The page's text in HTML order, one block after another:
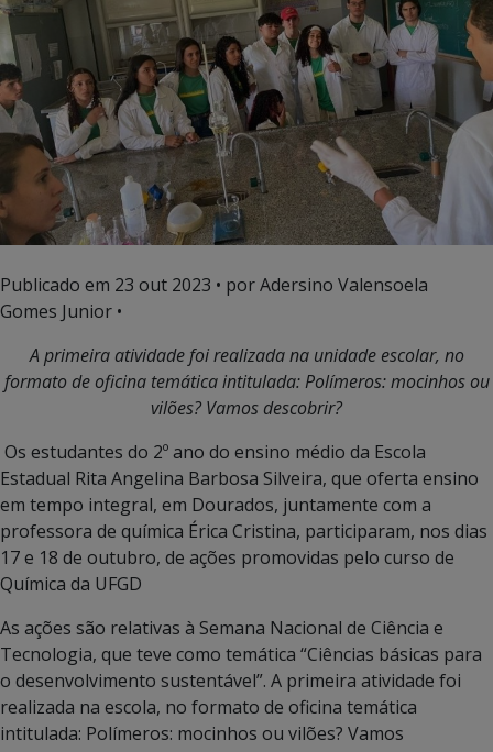
Publicado em 23 out 2023 • por Adersino Valensoela
Gomes Junior •
A primeira atividade foi realizada na unidade escolar, no
formato de oficina temática intitulada: Polímeros: mocinhos ou
vilões? Vamos descobrir?
Os estudantes do 2º ano do ensino médio da Escola
Estadual Rita Angelina Barbosa Silveira, que oferta ensino
em tempo integral, em Dourados, juntamente com a
professora de química Érica Cristina, participaram, nos dias
17 e 18 de outubro, de ações promovidas pelo curso de
Química da UFGD
As ações são relativas à Semana Nacional de Ciência e
Tecnologia, que teve como temática “Ciências básicas para
o desenvolvimento sustentável”. A primeira atividade foi
realizada na escola, no formato de oficina temática
intitulada: Polímeros: mocinhos ou vilões? Vamos